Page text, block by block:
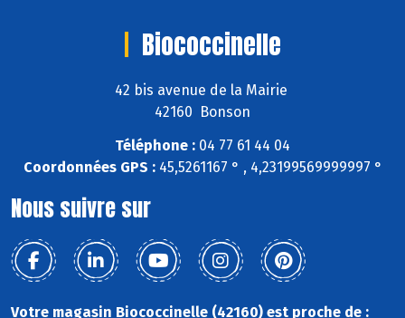
Biococcinelle
42 bis avenue de la Mairie
42160 Bonson
Téléphone : 04 77 61 44 04
Coordonnées GPS :45,5261167 ° , 4,23199569999997 °
Nous suivre sur
Votre magasin Biococcinelle (42160) est proche de :